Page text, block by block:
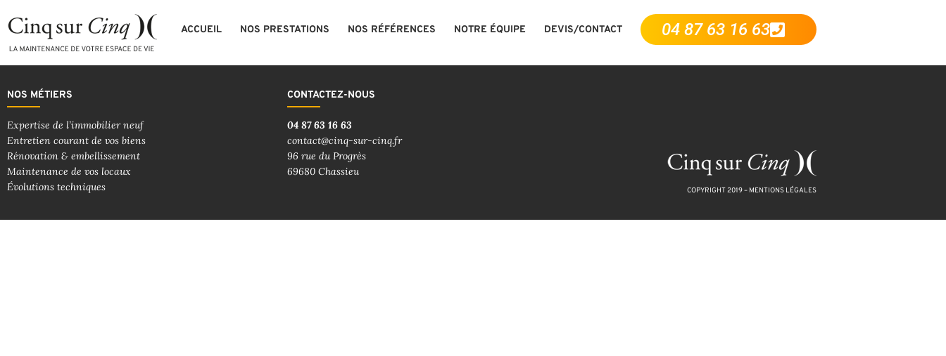
ACCUEIL NOS PRESTATIONS NOS RÉFÉRENCES NOTRE ÉQUIPE DEVIS/CONTACT 04 87 63 16 63
NOS MÉTIERS
Expertise de l’immobilier neuf
Entretien courant de vos biens
Rénovation & embellissement
Maintenance de vos locaux
Évolutions techniques
CONTACTEZ-NOUS
04 87 63 16 63
contact@cinq-sur-cinq.fr
96 rue du Progrès
69680 Chassieu
COPYRIGHT 2019 – MENTIONS LÉGALES